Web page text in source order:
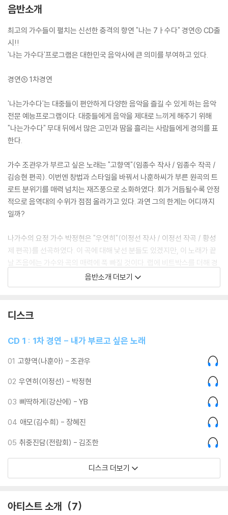
음반소개
최고의 가수들이 펼치는 신선한 충격의 향연 "나는 7ㅏ수다" 경연⑤ CD출
시!!
'나는 가수다'프로그램은 대한민국 음악사에 큰 의미를 부여하고 있다.
경연⑤ 1차경연
'나는가수다'는 대중들이 편안하게 다양한 음악을 즐길 수 있게 하는 음악
전문 예능프로그램이다. 대중들에게 음악을 제대로 느끼게 해주기 위해
"나는가수다" 무대 뒤에서 많은 고민과 땀을 흘리는 사람들에게 경의를 표
한다.
가수 조관우가 부르고 싶은 노래는 "고향역"(임종수 작사 / 임종수 작곡 /
김승현 편곡). 이번엔 창법과 스타일을 바꿔서 나훈하씨가 부른 원곡의 트
로트 분위기를 매력 넘치는 재즈풍으로 소화하였다. 회가 거듭될수록 안정
적으로 음역대의 수위가 점점 올라가고 있다. 과연 그의 한계는 어디까지
일까?
나가수의 요정 가수 박정현은 "우연히"(이정선 작사 / 이정선 작곡 / 황성
제 편곡)를 선곡하였다. 이 곡에 대해 낯선 분들도 있겠지만, 이 노래가 끝
날 즈음에는 가수와 곡의 매력에 푹 빠질 것이다. 랩에 비트박스를 더해 경
쾌하고 컨추리틱한 멜로디까지! 서로 다른 장르의 음악들이 만나 또다른
환상적인 곡이 완성되었다. 이 노래를 매력적인 목소리의 소유자, 박정현
"삐딱하게"(강산에 작사 / 서우영 작곡 / YB 편곡)! YB는 그동안의 무대에
서 새로운 모습을 시도하고자 했다면 이번엔 YB스러운 음악을 들려주려
하였다. 좀 더 편안한 마음으로 감상하기 바란다.
발라드의 디바, 가수 장혜진은 "애모"(유영건 작사 / 유영건 작곡 / 황세준
편곡)를 편안하고 잔잔한 어쿠스틱버전으로 불렀다. 무대에서 열창하는
가수 장혜진씨의 모습을 보면 '아름답다'라는 생각이 먼저 들게 된다. 마치
본인이 가사 속 주인공처럼 사랑의 아픈 감정을 호소력있게 전달한다. 그
오르게 된다.
R&B 대디, 지난번 경연을 통해 얻은 별명 Rock&Roll 베어.. 가수 김조한
이라서 편곡이 쉽지 않았을 텐데 가수 김조한은 이를 R&B스럽게 잘 소화
음반소개 더보기
디스크
CD 1 : 1차 경연 - 내가 부르고 싶은 노래
01 고향역(나훈아) - 조관우
02 우연히(이정선) - 박정현
03 삐딱하게(강산에) - YB
04 애모(김수희) - 장혜진
05 취중진담(전람회) - 김조한
디스크 더보기
아티스트 소개 7